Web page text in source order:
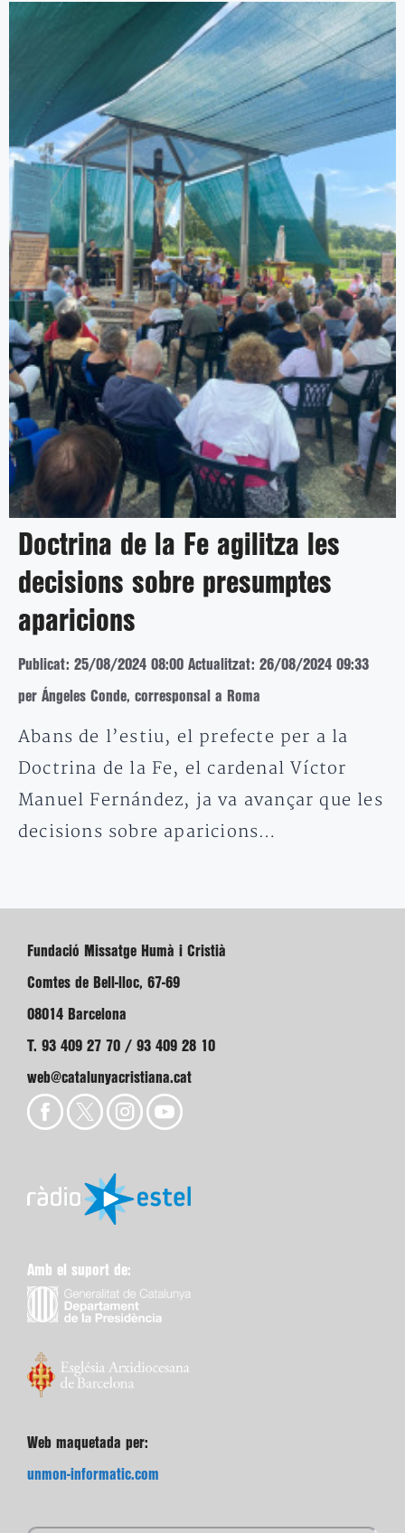
Doctrina de la Fe agilitza les
decisions sobre presumptes
aparicions
Publicat: 25/08/2024 08:00 Actualitzat: 26/08/2024 09:33
per Ángeles Conde, corresponsal a Roma
Abans de l’estiu, el prefecte per a la
Doctrina de la Fe, el cardenal Víctor
Manuel Fernández, ja va avançar que les
decisions sobre aparicions…
Fundació Missatge Humà i Cristià
Comtes de Bell-lloc, 67-69
08014 Barcelona
T. 93 409 27 70 / 93 409 28 10
web@catalunyacristiana.cat
Amb el suport de:
Web maquetada per:
unmon-informatic.com